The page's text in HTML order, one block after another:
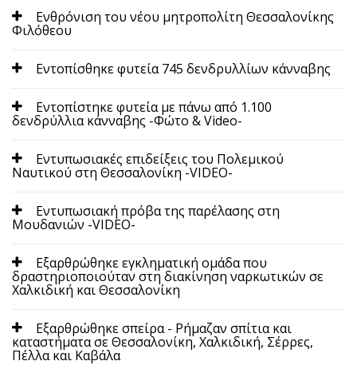
Ενθρόνιση του νέου μητροπολίτη Θεσσαλονίκης
Φιλόθεου
Εντοπίσθηκε φυτεία 745 δενδρυλλίων κάνναβης
Εντοπίστηκε φυτεία με πάνω από 1.100
δενδρύλλια κάνναβης -Φώτο & Video-
Εντυπωσιακές επιδείξεις του Πολεμικού
Ναυτικού στη Θεσσαλονίκη -VIDEO-
Εντυπωσιακή πρόβα της παρέλασης στη
Μουδανιών -VIDEO-
Εξαρθρώθηκε εγκληματική ομάδα που
δραστηριοποιούταν στη διακίνηση ναρκωτικών σε
Χαλκιδική και Θεσσαλονίκη
Εξαρθρώθηκε σπείρα - Ρήμαζαν σπίτια και
καταστήματα σε Θεσσαλονίκη, Χαλκιδική, Σέρρες,
Πέλλα και Καβάλα